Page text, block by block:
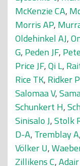
McKenzie CA,
Morris AP,
Oldehinkel AJ,
G, Peden JF,
Price JF,Qi L,
Rice TK, Ridker
Salomaa V,
Schunkert H,
Sinisalo J,Stolk
D-A, Tremblay A,
Völker U,
Zillikens C,